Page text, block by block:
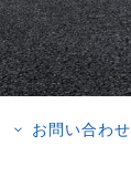
3 お問い合わせ